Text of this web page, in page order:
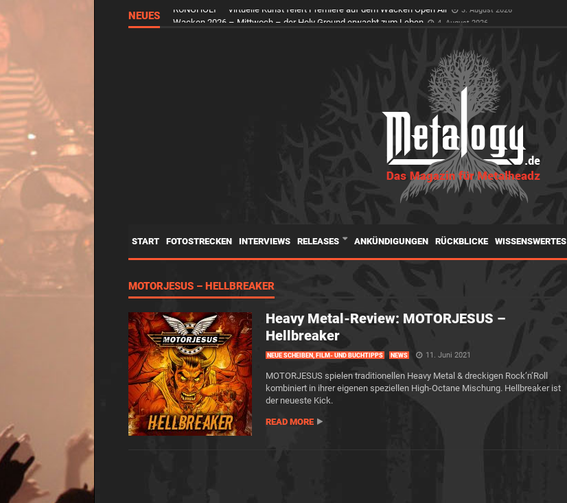
NEUES RUNGHOLT – Virtuelle Kunst feiert Premiere auf dem Wacken Open Air 3. August 2026
START FOTOSTRECKEN INTERVIEWS RELEASES ANKÜNDIGUNGEN RÜCKBLICKE WISSENSWERTES
MOTORJESUS – HELLBREAKER
Heavy Metal-Review: MOTORJESUS –
Hellbreaker
NEUE SCHEIBEN, FILM- UND BUCHTIPPS NEWS 11. Juni 2021
MOTORJESUS spielen traditionellen Heavy Metal & dreckigen Rock’n’Roll
kombiniert in ihrer eigenen speziellen High-Octane Mischung. Hellbreaker ist
der neueste Kick.
READ MORE